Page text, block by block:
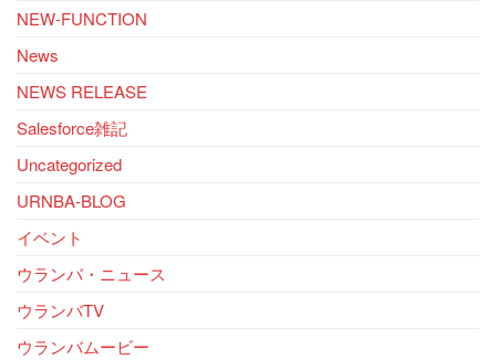
NEW-FUNCTION
News
NEWS RELEASE
Salesforce雑記
Uncategorized
URNBA-BLOG
イベント
ウランバ・ニュース
ウランバTV
ウランバムービー